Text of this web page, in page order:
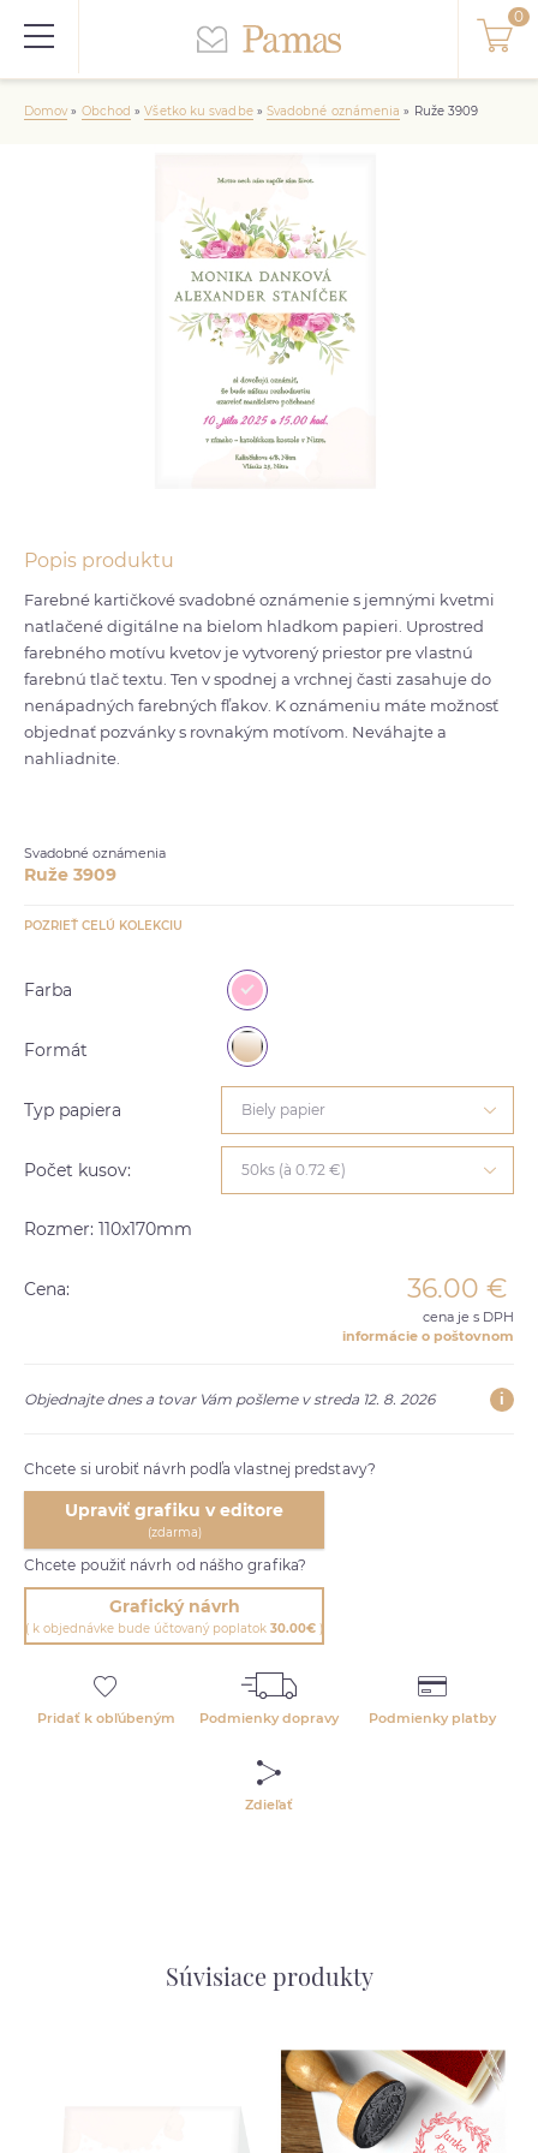
Domov» Obchod »Všetko ku svadbe» Svadobné oznámenia » Ruže 3909
Popis produktu
Farebné kartičkové svadobné oznámenie s jemnými kvetmi
natlačené digitálne na bielom hladkom papieri. Uprostred
farebného motívu kvetov je vytvorený priestor pre vlastnú
farebnú tlač textu. Ten v spodnej a vrchnej časti zasahuje do
nenápadných farebných fľakov. K oznámeniu máte možnosť
objednať pozvánky s rovnakým motívom. Neváhajte a
nahliadnite.
Svadobné oznámenia
Ruže 3909
POZRIEŤ CELÚ KOLEKCIU
Farba
Formát
Typ papiera Biely papier
Počet kusov: 50ks (à 0.72 €)
Rozmer: 110x170mm
Cena: 36.00 €
cena je s DPH
informácie o poštovnom
Objednajte dnes a tovar Vám pošleme v streda 12. 8. 2026 i
Chcete si urobiť návrh podľa vlastnej predstavy?
Upraviť grafiku v editore
(zdarma)
Chcete použiť návrh od nášho grafika?
Grafický návrh
( k objednávke bude účtovaný poplatok 30.00€ )
Pridať k obľúbeným Podmienky dopravy Podmienky platby
Zdieľať
Súvisiace produkty